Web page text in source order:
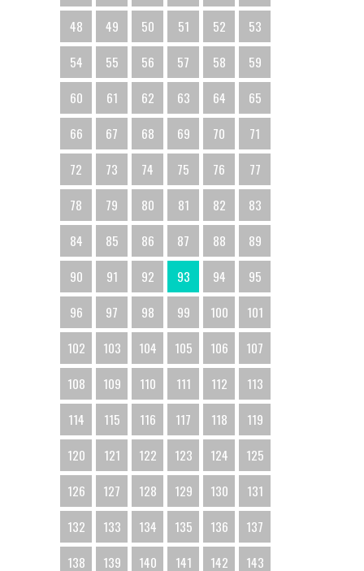
48
49 50 51 52
53
54
55 56 57 58
59
60
61 62 63 64
65
66
67 68 69 70
71
72
73 74 75 76
77
78
79 80 81 82
83
84
85 86 87 88
89
90
91 92 93 94
95
96
97 98 99 100
101
102
103 104 105 106
107
108
109 110 111 112
113
114
115 116 117 118
119
120
121 122 123 124
125
126
127 128 129 130
131
132
133 134 135 136
137
138
139 140 141 142 143